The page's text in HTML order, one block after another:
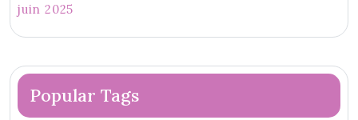
juin 2025
Popular Tags